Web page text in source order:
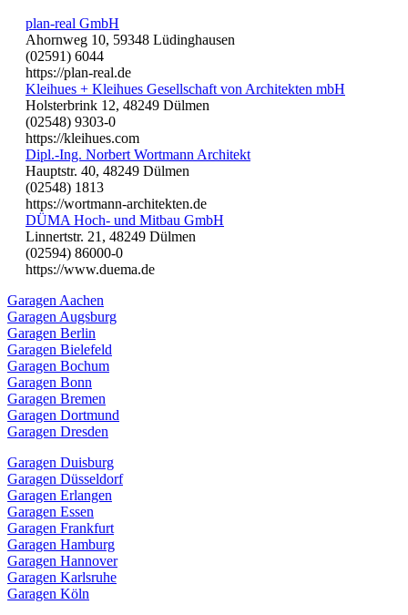
plan-real GmbH
Ahornweg 10, 59348 Lüdinghausen
(02591) 6044
https://plan-real.de
Kleihues + Kleihues Gesellschaft von Architekten mbH
Holsterbrink 12, 48249 Dülmen
(02548) 9303-0
https://kleihues.com
Dipl.-Ing. Norbert Wortmann Architekt
Hauptstr. 40, 48249 Dülmen
(02548) 1813
https://wortmann-architekten.de
DÜMA Hoch- und Mitbau GmbH
Linnertstr. 21, 48249 Dülmen
(02594) 86000-0
https://www.duema.de
Garagen Aachen
Garagen Augsburg
Garagen Berlin
Garagen Bielefeld
Garagen Bochum
Garagen Bonn
Garagen Bremen
Garagen Dortmund
Garagen Dresden
Garagen Duisburg
Garagen Düsseldorf
Garagen Erlangen
Garagen Essen
Garagen Frankfurt
Garagen Hamburg
Garagen Hannover
Garagen Karlsruhe
Garagen Köln